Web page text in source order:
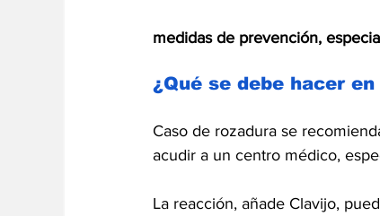
medidas de prevención,
¿Qué se debe hacer
Caso de rozadura se
acudir a un centro médico,
La reacción, añade Clavijo,